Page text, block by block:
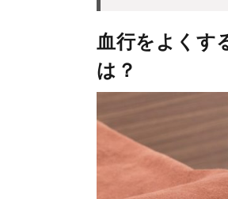
血行をよくす
は？